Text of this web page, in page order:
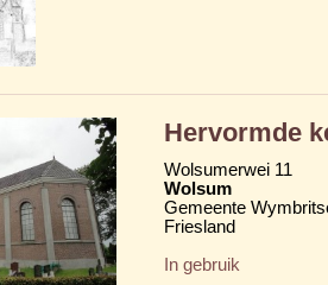
Hervormde
Wolsumerwei 11
Wolsum
Gemeente
Friesland
In gebruik